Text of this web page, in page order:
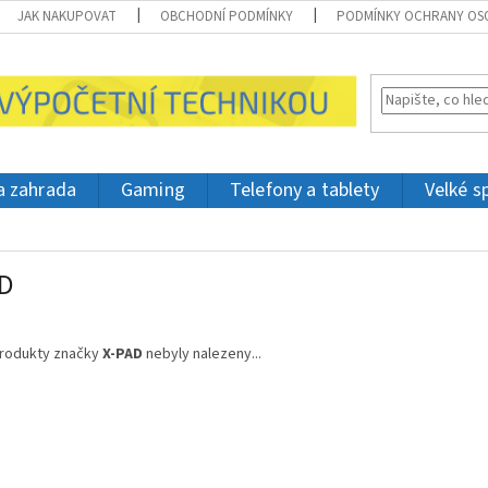
JAK NAKUPOVAT OBCHODNÍ PODMÍNKY PODMÍNKY OCHRANY
zahrada Gaming Telefony a tablety Velké
značkyX-PAD nebyly nalezeny...